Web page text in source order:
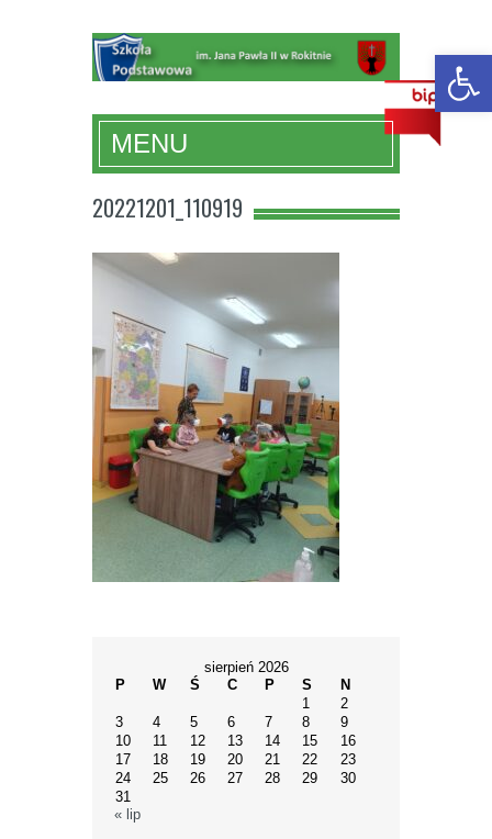
MENU
20221201_110919
sierpień 2026
P
W Ś C P S
N
1
2
3
4 5 6 7 8
9
10
11 12 13 14 15
16
17
18 19 20 21 22
23
24
25 26 27 28 29
30
31
« lip